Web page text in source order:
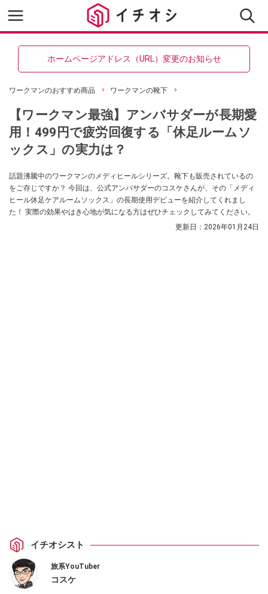
ホームページアドレス（URL）変更のお知らせ
ワークマンのおすすめ商品 ワークマンの靴下
【ワークマン最強】アンバサダーが長期愛
用！499円で疲労回復する「休足ルームソ
ックス」の実力は？
話題沸騰中のワークマンのメディヒールシリーズ。靴下も販売されているの
をご存じですか？ 今回は、公式アンバサダーのコスケさんが、その「メディ
ヒール休足ケアルームソックス」の長期使用デビューを紹介してくれまし
た！ 実際の効果やはき心地が気になる方はぜひチェックしてみてください。
更新日： 2026年01月24日
イチオシスト
旅系YouTuber
コスケ